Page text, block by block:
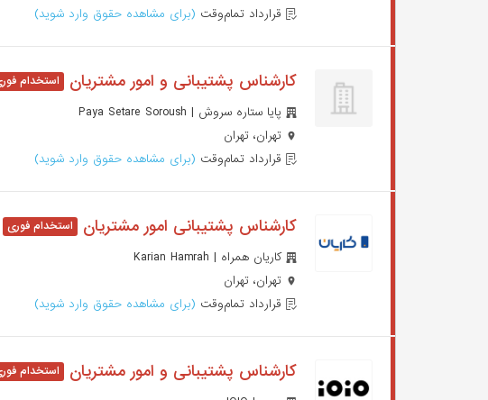
قرارداد تمام‌وقت (برای مشاهده حقوق وارد شوید)
کارشناس پشتیبانی و امور مشتریان
پایا ستاره سروش | Paya Setare Soroush
تهران، تهران
قرارداد تمام‌وقت (برای مشاهده حقوق وارد شوید)
کارشناس پشتیبانی امور مشتریان
کاریان همراه | Karian Hamrah
تهران، تهران
قرارداد تمام‌وقت (برای مشاهده حقوق وارد شوید)
کارشناس پشتیبانی و امور مشتریان